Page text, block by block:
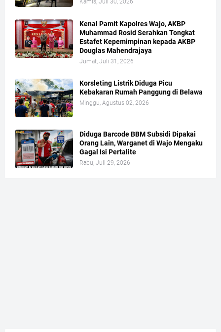
Kenal Pamit Kapolres Wajo, AKBP
Muhammad Rosid Serahkan Tongkat
Estafet Kepemimpinan kepada AKBP
Douglas Mahendrajaya
Jumat, Juli 31, 2026
Korsleting Listrik Diduga Picu
Kebakaran Rumah Panggung di Belawa
Minggu, Agustus 02, 2026
Diduga Barcode BBM Subsidi Dipakai
Orang Lain, Warganet di Wajo Mengaku
Gagal Isi Pertalite
Rabu, Juli 29, 2026